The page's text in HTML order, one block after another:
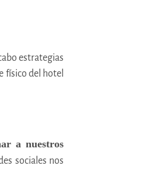
estrategias
físico del hotel
a nuestros
sociales nos